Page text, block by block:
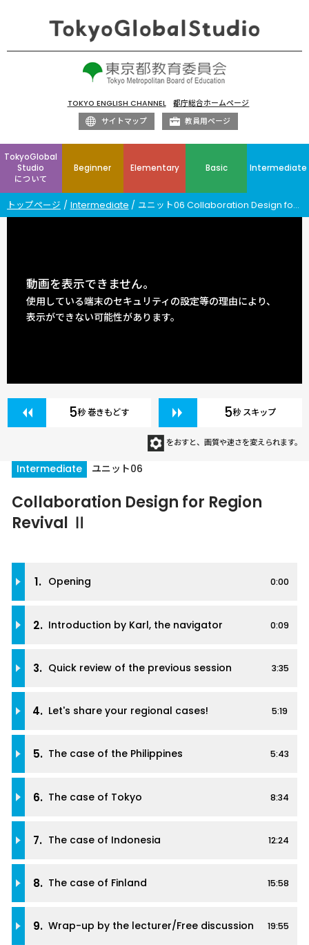
TOKYO ENGLISH CHANNEL
都庁総合ホームページ
サイトマップ
教員用ページ
TokyoGlobal
Studio
について
Beginner Elementary Basic Intermediate
トップページ Intermediate ユニット06 Collaboration Design for Region Revival Ⅱ
Intermediate ユニット06
Collaboration Design for Region
Revival Ⅱ
1. Opening 0:00
2. Introduction by Karl, the navigator 0:09
3. Quick review of the previous session 3:35
4. Let's share your regional cases! 5:19
5. The case of the Philippines 5:43
6. The case of Tokyo 8:34
7. The case of Indonesia 12:24
8. The case of Finland 15:58
9. Wrap-up by the lecturer/Free discussion 19:55
動画を表示できません。
使用している端末のセキュリティの設定等の理由により、
表示ができない可能性があります。
5秒 巻きもどす 5秒 スキップ
をおすと、画質や速さを変えられます。